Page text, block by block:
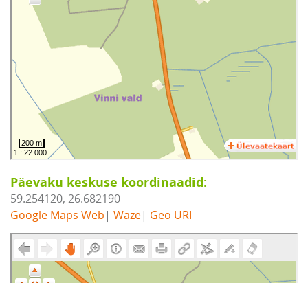
Päevaku keskuse koordinaadid:
59.254120, 26.682190
Google Maps Web | Waze| Geo URI